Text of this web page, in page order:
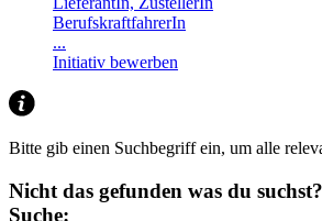
BerufskraftfahrerIn
...
Initiativ bewerben
Bitte gib einen Suchbegriff ein, um alle
Nicht das gefunden was du suchst?
Suche: